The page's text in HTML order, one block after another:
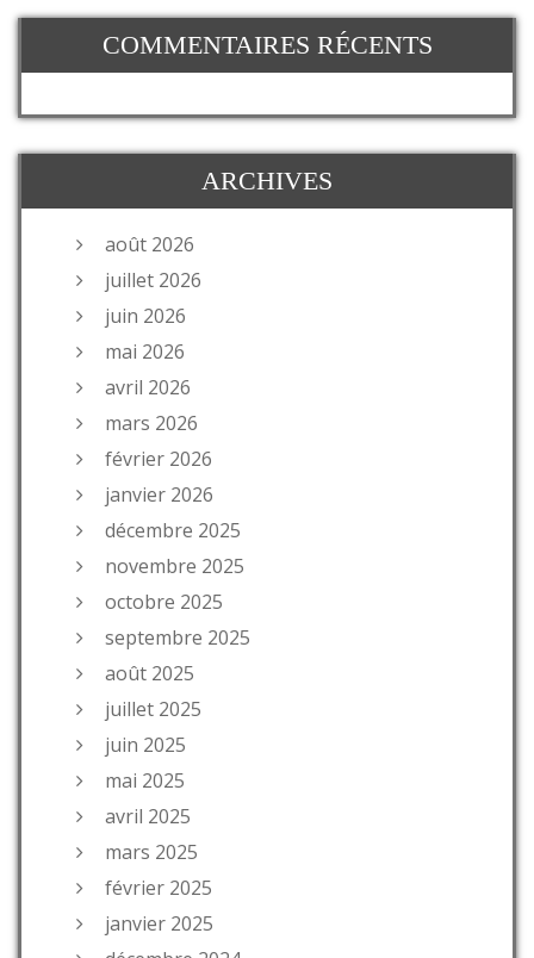
COMMENTAIRES RÉCENTS
ARCHIVES
août 2026
juillet 2026
juin 2026
mai 2026
avril 2026
mars 2026
février 2026
janvier 2026
décembre 2025
novembre 2025
octobre 2025
septembre 2025
août 2025
juillet 2025
juin 2025
mai 2025
avril 2025
mars 2025
février 2025
janvier 2025